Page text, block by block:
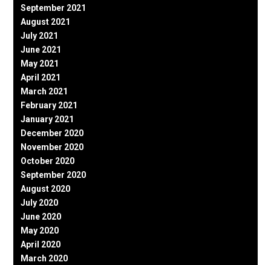
September 2021
August 2021
July 2021
June 2021
May 2021
April 2021
March 2021
February 2021
January 2021
December 2020
November 2020
October 2020
September 2020
August 2020
July 2020
June 2020
May 2020
April 2020
March 2020